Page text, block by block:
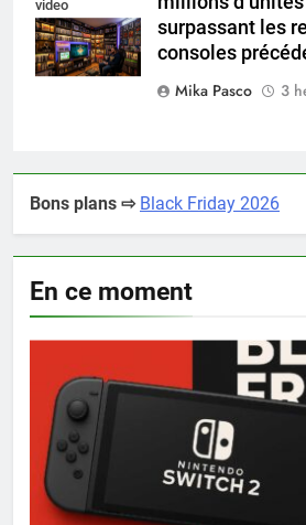
video
collectionneur
surpassant les
consoles
Mika Pasco
3
Bons plans ⇨ Black Friday 2026
En ce moment